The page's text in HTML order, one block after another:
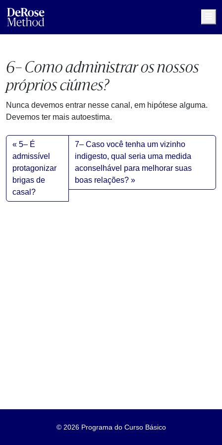
6– Como administrar os nossos
próprios ciúmes?
Nunca devemos entrar nesse canal, em hipótese alguma.
Devemos ter mais autoestima.
5– É
admissível
protagonizar
brigas de
casal?
7– Caso você tenha um vizinho
indigesto, qual seria uma medida
aconselhável para melhorar suas
boas relações?
©2026 Programa do Curso Básico